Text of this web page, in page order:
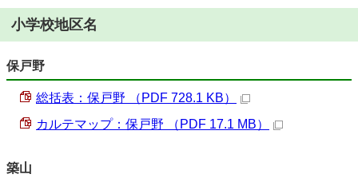
小学校地区名
保戸野
総括表：保戸野 （PDF 728.1 KB）
カルテマップ：保戸野 （PDF 17.1 MB）
築山